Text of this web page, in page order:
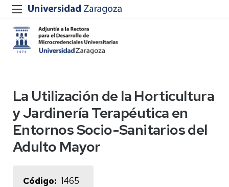
La Utilización de la Horticultura
y Jardinería Terapéutica en
Entornos Socio-Sanitarios del
Adulto Mayor
Código 1465